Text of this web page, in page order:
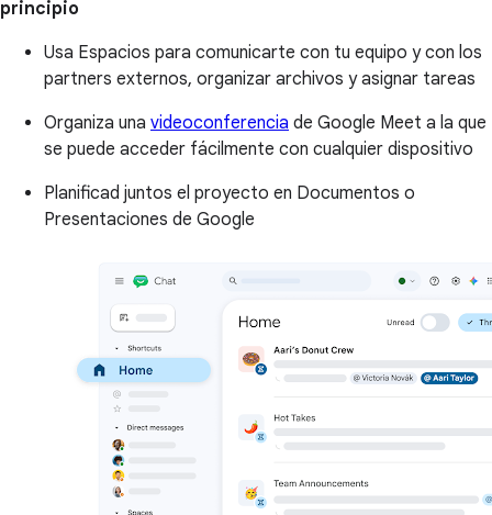
principio
Usa Espacios para comunicarte con tu equipo y con los
partners externos, organizar archivos y asignar tareas
Organiza una videoconferencia de Google Meet a la que
se puede acceder fácilmente con cualquier dispositivo
Planificad juntos el proyecto en Documentos o
Presentaciones de Google